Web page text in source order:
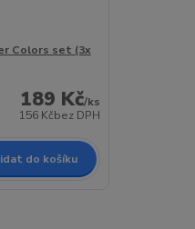
Colors set (3x
189 Kč/ks
156 Kčbez DPH
do košíku